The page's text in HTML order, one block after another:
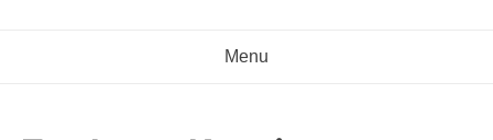
Menu